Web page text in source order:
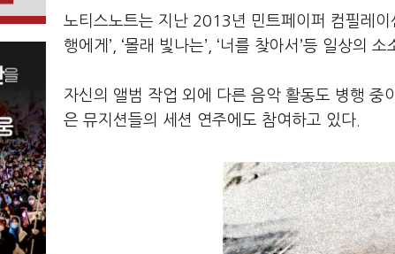
노티스노트는 지난 2013년 민트페이퍼 컴필레이
행에게’, ‘몰래 빛나는’, ‘너를 찾아서’등 일상의
자신의 앨범 작업 외에 다른 음악 활동도 병행
은 뮤지션들의 세션 연주에도 참여하고 있다.